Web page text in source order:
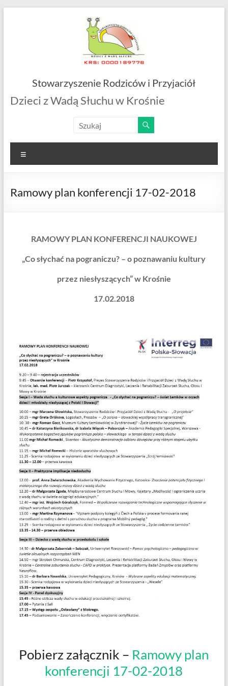
Stowarzyszenie Rodziców i Przyjaciół
Dzieci z Wadą Słuchu w Krośnie
Ramowy plan konferencji 17-02-2018
RAMOWY PLAN KONFERENCJI NAUKOWEJ
„Co słychać na pograniczu? – o poznawaniu kultury
przez niesłyszących” w Krośnie
17.02.2018
Pobierz załącznik – Ramowy plan
konferencji 17-02-2018